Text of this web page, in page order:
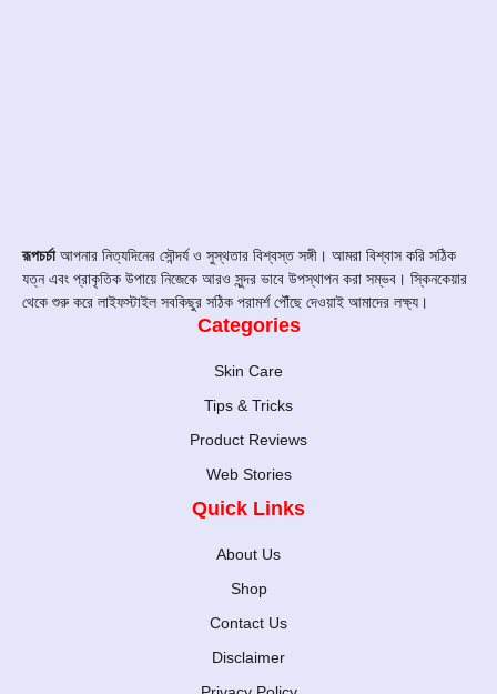
রূপচর্চাআপনার নিত্যদিনের সৌন্দর্য ও সুস্থতার বিশ্বস্ত সঙ্গী। আমরা বিশ্বাস করি সঠিক
যত্ন এবং প্রাকৃতিক উপায়ে নিজেকে আরও সুন্দর ভাবে উপস্থাপন করা সম্ভব। স্কিনকেয়ার
থেকে শুরু করে লাইফস্টাইল সবকিছুর সঠিক পরামর্শ পৌঁছে দেওয়াই আমাদের লক্ষ্য।
Categories
Skin Care
Tips & Tricks
Product Reviews
Web Stories
Quick Links
About Us
Shop
Contact Us
Disclaimer